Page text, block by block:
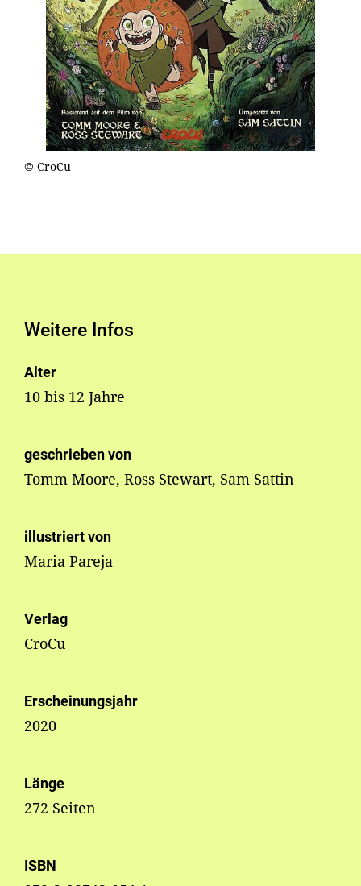
© CroCu
Weitere Infos
Alter
10 bis 12 Jahre
geschrieben von
Tomm Moore, Ross Stewart, Sam Sattin
illustriert von
Maria Pareja
Verlag
CroCu
Erscheinungsjahr
2020
Länge
272 Seiten
ISBN